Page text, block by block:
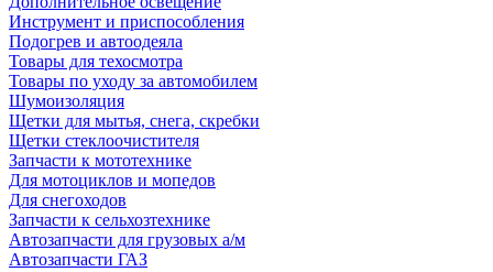
Инструмент и приспособления
Подогрев и автоодеяла
Товары для техосмотра
Товары по уходу за автомобилем
Шумоизоляция
Щетки для мытья, снега, скребки
Щетки стеклоочистителя
Запчасти к мототехнике
Для мотоциклов и мопедов
Для снегоходов
Запчасти к сельхозтехнике
Автозапчасти для грузовых а/м
Автозапчасти ГАЗ